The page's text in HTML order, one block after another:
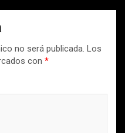
no será publicada. Los
con *